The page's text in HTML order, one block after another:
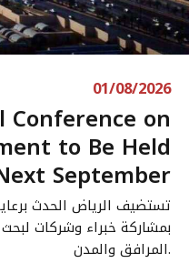
01/08/2026
on
to Be Held
September
تستضيف الرياض الحدث
بمشاركة خبراء وشركات
المرافق والمدن.